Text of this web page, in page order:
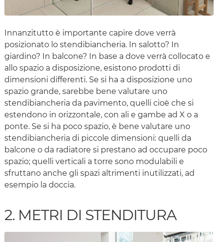
Innanzitutto è importante capire dove verrà
posizionato lo stendibiancheria. In salotto? In
giardino? In balcone? In base a dove verrà collocato e
allo spazio a disposizione, esistono prodotti di
dimensioni differenti. Se si ha a disposizione uno
spazio grande, sarebbe bene valutare uno
stendibiancheria da pavimento, quelli cioè che si
estendono in orizzontale, con ali e gambe ad X o a
ponte. Se si ha poco spazio, è bene valutare uno
stendibiancheria di piccole dimensioni: quelli da
balcone o da radiatore si prestano ad occupare poco
spazio; quelli verticali a torre sono modulabili e
sfruttano anche gli spazi altrimenti inutilizzati, ad
esempio la doccia.
2. METRI DI STENDITURA